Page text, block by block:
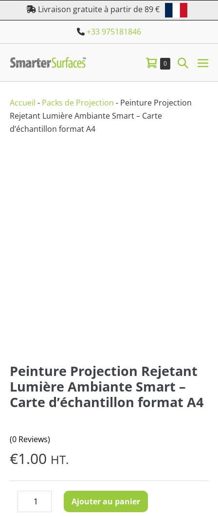
au
Livraison gratuite à partir de 89 €
+33 975181846
Panier
d’achat
0Éléments
le
la
le
Accueil - Packs de Projection - Peinture Projection
Rejetant Lumière Ambiante Smart – Carte
d’échantillon format A4
Peinture Projection Rejetant
Lumière Ambiante Smart –
Carte d’échantillon format A4
(0 Reviews)
€1.00 HT.
quantité
de
Increase
Ajouter au panier